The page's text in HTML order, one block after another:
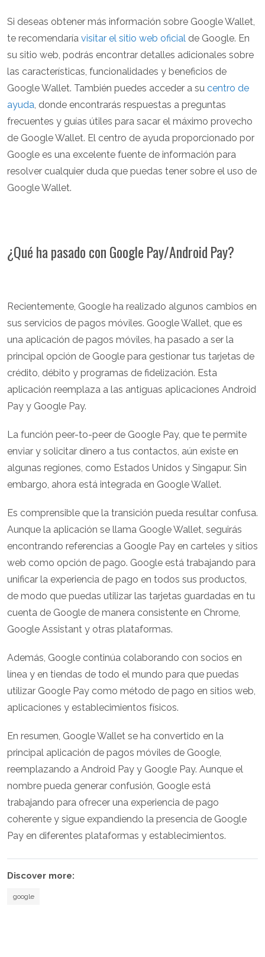
Si deseas obtener más información sobre Google Wallet,
te recomendaría visitar el sitio web oficial de Google. En
su sitio web, podrás encontrar detalles adicionales sobre
las características, funcionalidades y beneficios de
Google Wallet. También puedes acceder a su centro de
ayuda, donde encontrarás respuestas a preguntas
frecuentes y guías útiles para sacar el máximo provecho
de Google Wallet. El centro de ayuda proporcionado por
Google es una excelente fuente de información para
resolver cualquier duda que puedas tener sobre el uso de
Google Wallet.
¿Qué ha pasado con Google Pay/Android Pay?
Recientemente, Google ha realizado algunos cambios en
sus servicios de pagos móviles. Google Wallet, que es
una aplicación de pagos móviles, ha pasado a ser la
principal opción de Google para gestionar tus tarjetas de
crédito, débito y programas de fidelización. Esta
aplicación reemplaza a las antiguas aplicaciones Android
Pay y Google Pay.
La función peer-to-peer de Google Pay, que te permite
enviar y solicitar dinero a tus contactos, aún existe en
algunas regiones, como Estados Unidos y Singapur. Sin
embargo, ahora está integrada en Google Wallet.
Es comprensible que la transición pueda resultar confusa.
Aunque la aplicación se llama Google Wallet, seguirás
encontrando referencias a Google Pay en carteles y sitios
web como opción de pago. Google está trabajando para
unificar la experiencia de pago en todos sus productos,
de modo que puedas utilizar las tarjetas guardadas en tu
cuenta de Google de manera consistente en Chrome,
Google Assistant y otras plataformas.
Además, Google continúa colaborando con socios en
línea y en tiendas de todo el mundo para que puedas
utilizar Google Pay como método de pago en sitios web,
aplicaciones y establecimientos físicos.
En resumen, Google Wallet se ha convertido en la
principal aplicación de pagos móviles de Google,
reemplazando a Android Pay y Google Pay. Aunque el
nombre pueda generar confusión, Google está
trabajando para ofrecer una experiencia de pago
coherente y sigue expandiendo la presencia de Google
Pay en diferentes plataformas y establecimientos.
Discover more:
google